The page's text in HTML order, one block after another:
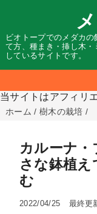
ビオトープでのメダカ
て方、種まき・挿し木
しているサイトです。
当サイトはアフィリ
ホーム / 樹木の栽培 /
カルーナ
さな鉢植え
む
2022/04/25
最終更